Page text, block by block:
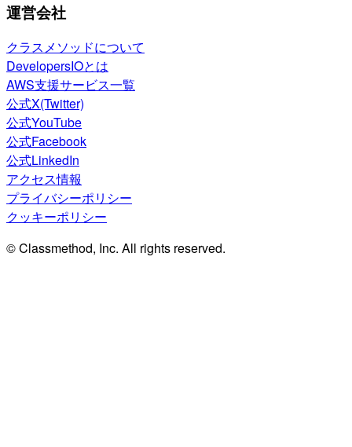
運営会社
クラスメソッドについて
DevelopersIOとは
AWS支援サービス一覧
公式X(Twitter)
公式YouTube
公式Facebook
公式LinkedIn
アクセス情報
プライバシーポリシー
クッキーポリシー
© Classmethod, Inc. All rights reserved.